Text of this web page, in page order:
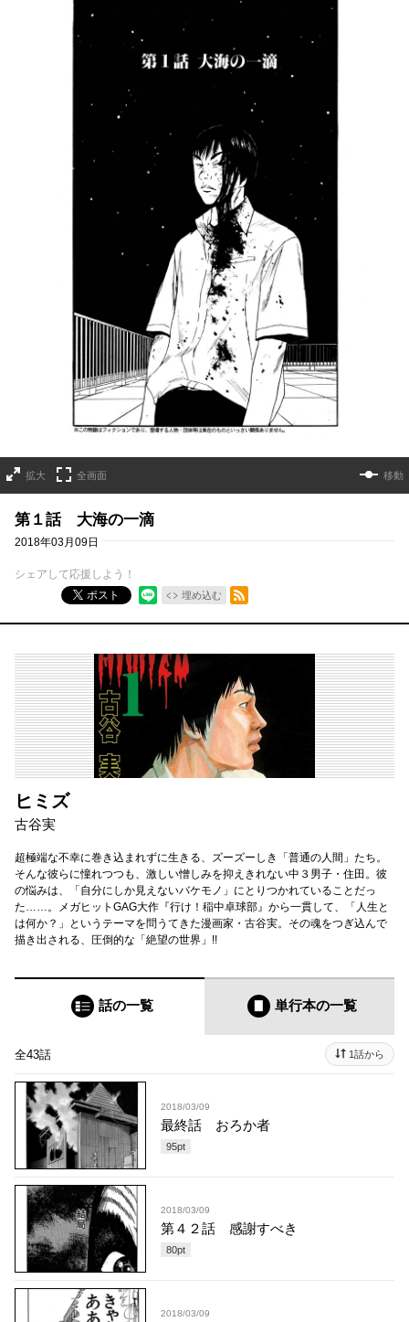
拡大 全画面 移動
第１話 大海の一滴
2018年03月09日
シェアして応援しよう！
ポスト
埋め込む
RSSフィード
ヒミズ
古谷実
超極端な不幸に巻き込まれずに生きる、ズーズーしき「普通の人間」たち。
そんな彼らに憧れつつも、激しい憎しみを抑えきれない中３男子・住田。彼
の悩みは、「自分にしか見えないバケモノ」にとりつかれていることだっ
た……。メガヒットGAG大作『行け！稲中卓球部』から一貫して、「人生と
は何か？」というテーマを問うてきた漫画家・古谷実。その魂をつぎ込んで
描き出される、圧倒的な「絶望の世界」!!
話の一覧 単行本の一覧
全43話 1話から
2018/03/09
最終話 おろか者
95pt
2018/03/09
第４２話 感謝すべき
80pt
2018/03/09